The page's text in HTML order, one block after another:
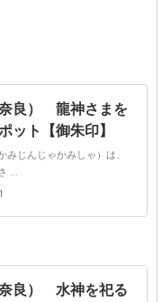
良） 龍神さまを
ット【御朱印】
じんじゃかみしゃ）は、
...
良） 水神を祀る